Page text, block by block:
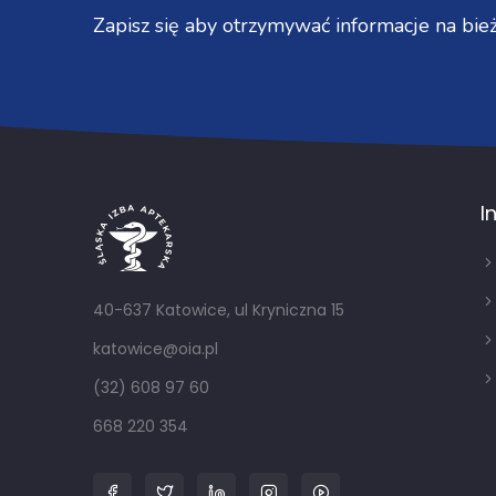
Zapisz się aby otrzymywać informacje na
40-637 Katowice, ul Kryniczna 15
katowice@oia.pl
(32) 608 97 60
668 220 354